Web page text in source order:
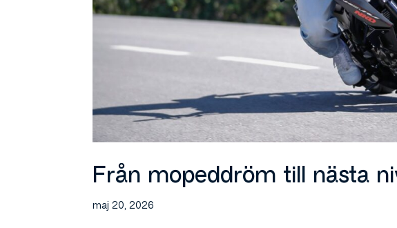
Från mopeddröm till nästa
maj 20, 2026